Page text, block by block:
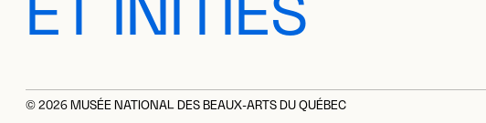
ET INITIÉS
© 2026 MUSÉE NATIONAL DES BEAUX-ARTS DU QUÉBEC